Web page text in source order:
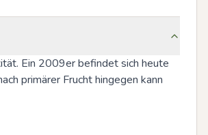
Ein 2009er befindet sich heute
primärer Frucht hingegen kann